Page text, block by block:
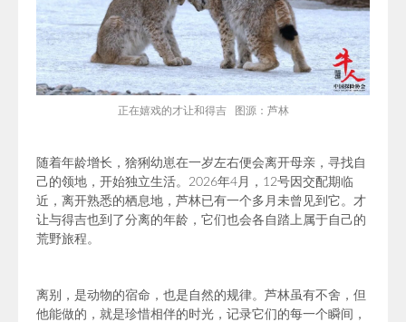
正在嬉戏的才让和得吉 图源：芦林
随着年龄增长，猞猁幼崽在一岁左右便会离开母亲，寻找自
己的领地，开始独立生活。2026年4月，12号因交配期临
近，离开熟悉的栖息地，芦林已有一个多月未曾见到它。才
让与得吉也到了分离的年龄，它们也会各自踏上属于自己的
荒野旅程。
离别，是动物的宿命，也是自然的规律。芦林虽有不舍，但
他能做的，就是珍惜相伴的时光，记录它们的每一个瞬间，